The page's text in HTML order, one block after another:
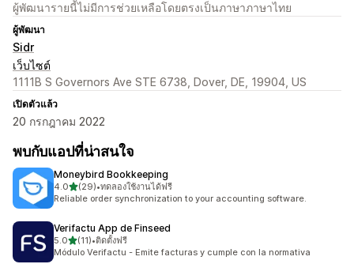
ผู้พัฒนารายนี้ไม่มีการช่วยเหลือโดยตรงเป็นภาษาภาษาไทย
ผู้พัฒนา
Sidr
เว็บไซต์
1111B S Governors Ave STE 6738, Dover, DE, 19904, US
เปิดตัวแล้ว
20 กรกฎาคม 2022
พบกับแอปที่น่าสนใจ
Moneybird Bookkeeping
4.0เต็ม 5 ดาว
(29)
ทั้งหมด 29 รีวิว
•ทดลองใช้งานได้ฟรี
Reliable order synchronization to your accounting software.
Verifactu App de Finseed
5.0เต็ม 5 ดาว
(11)
ทั้งหมด 11 รีวิว
•ติดตั้งฟรี
Módulo Verifactu - Emite facturas y cumple con la normativa